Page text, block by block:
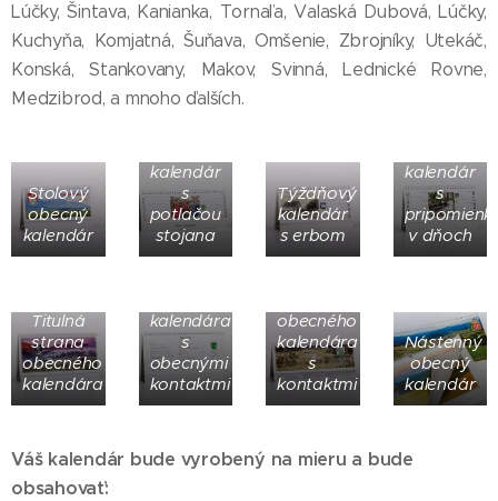
Lúčky, Šintava, Kanianka, Tornaľa, Valaská Dubová, Lúčky,
Kuchyňa, Komjatná, Šuňava, Omšenie, Zbrojníky, Utekáč,
Konská, Stankovany, Makov, Svinná, Lednické Rovne,
Medzibrod, a mnoho ďalších.
Stolový
obecný
kalendár
kalendár
s
potlačou
stojana
Týždňový
kalendár
s erbom
kalendár
s
v dňoch
Titulná
strana
obecného
kalendára
kalendára
s
obecnými
kontaktmi
obecného
kalendára
s
kontaktmi
Nástenný
obecný
kalendár
Váš kalendár bude vyrobený na mieru a bude
obsahovať: